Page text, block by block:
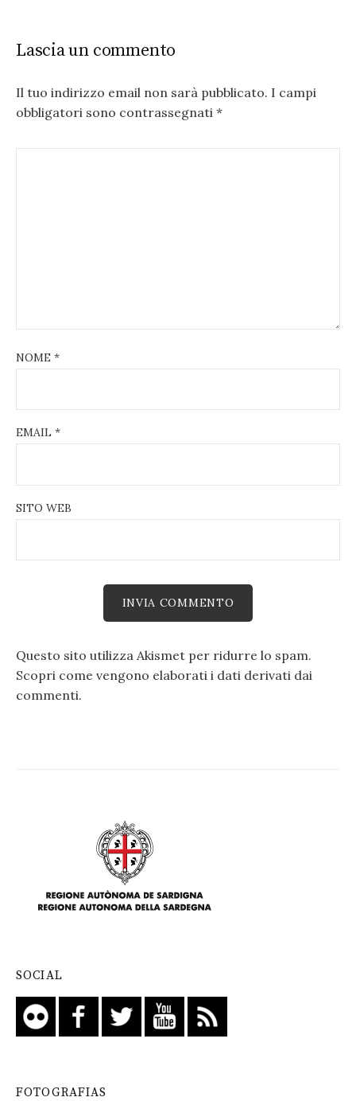
Lascia un commento
Il tuo indirizzo email non sarà pubblicato. I campi
obbligatori sono contrassegnati *
NOME *
EMAIL *
SITO WEB
Questo sito utilizza Akismet per ridurre lo spam.
Scopri come vengono elaborati i dati derivati dai
commenti.
SOCIAL
FOTOGRAFIAS